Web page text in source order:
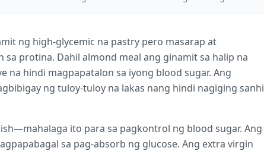
ng high-glycemic na pastry pero masarap at
protina. Dahil almond meal ang ginamit sa halip na
na hindi magpapatalon sa iyong blood sugar. Ang
ng tuloy-tuloy na lakas nang hindi nagiging sanhi
ito para sa pagkontrol ng blood sugar. Ang
sa pag-absorb ng glucose. Ang extra virgin